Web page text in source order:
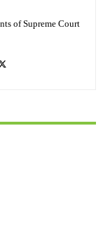
of Supreme Court